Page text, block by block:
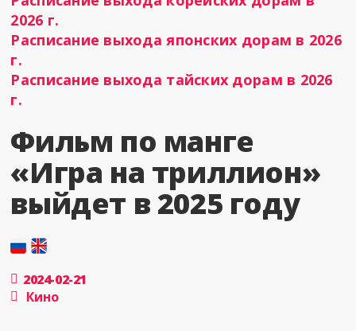
2026 г.
Расписание выхода японских дорам в 2026
г.
Расписание выхода тайских дорам в 2026
г.
Фильм по манге
«Игра на триллион»
выйдет в 2025 году
2024-02-21
Кино